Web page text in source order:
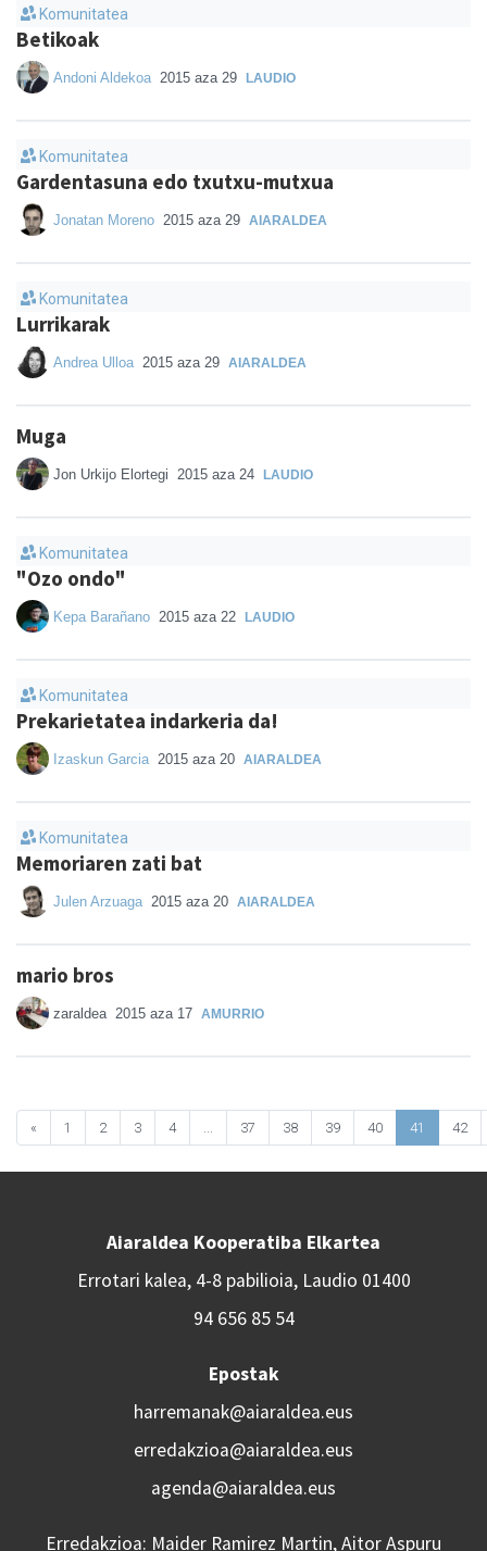
Komunitatea
Betikoak
Andoni Aldekoa 2015 aza 29 LAUDIO
Komunitatea
Gardentasuna edo txutxu-mutxua
Jonatan Moreno 2015 aza 29 AIARALDEA
Komunitatea
Lurrikarak
Andrea Ulloa 2015 aza 29 AIARALDEA
Muga
Jon Urkijo Elortegi 2015 aza 24 LAUDIO
Komunitatea
"Ozo ondo"
Kepa Barañano 2015 aza 22 LAUDIO
Komunitatea
Prekarietatea indarkeria da!
Izaskun Garcia 2015 aza 20 AIARALDEA
Komunitatea
Memoriaren zati bat
Julen Arzuaga 2015 aza 20 AIARALDEA
mario bros
zaraldea 2015 aza 17 AMURRIO
« 1 2 3 4 ... 37 38 39 40 41 42
Aiaraldea Kooperatiba Elkartea
Errotari kalea, 4-8 pabilioia, Laudio 01400
94 656 85 54
Epostak
harremanak@aiaraldea.eus
erredakzioa@aiaraldea.eus
agenda@aiaraldea.eus
Erredakzioa: Maider Ramirez Martin, Aitor Aspuru